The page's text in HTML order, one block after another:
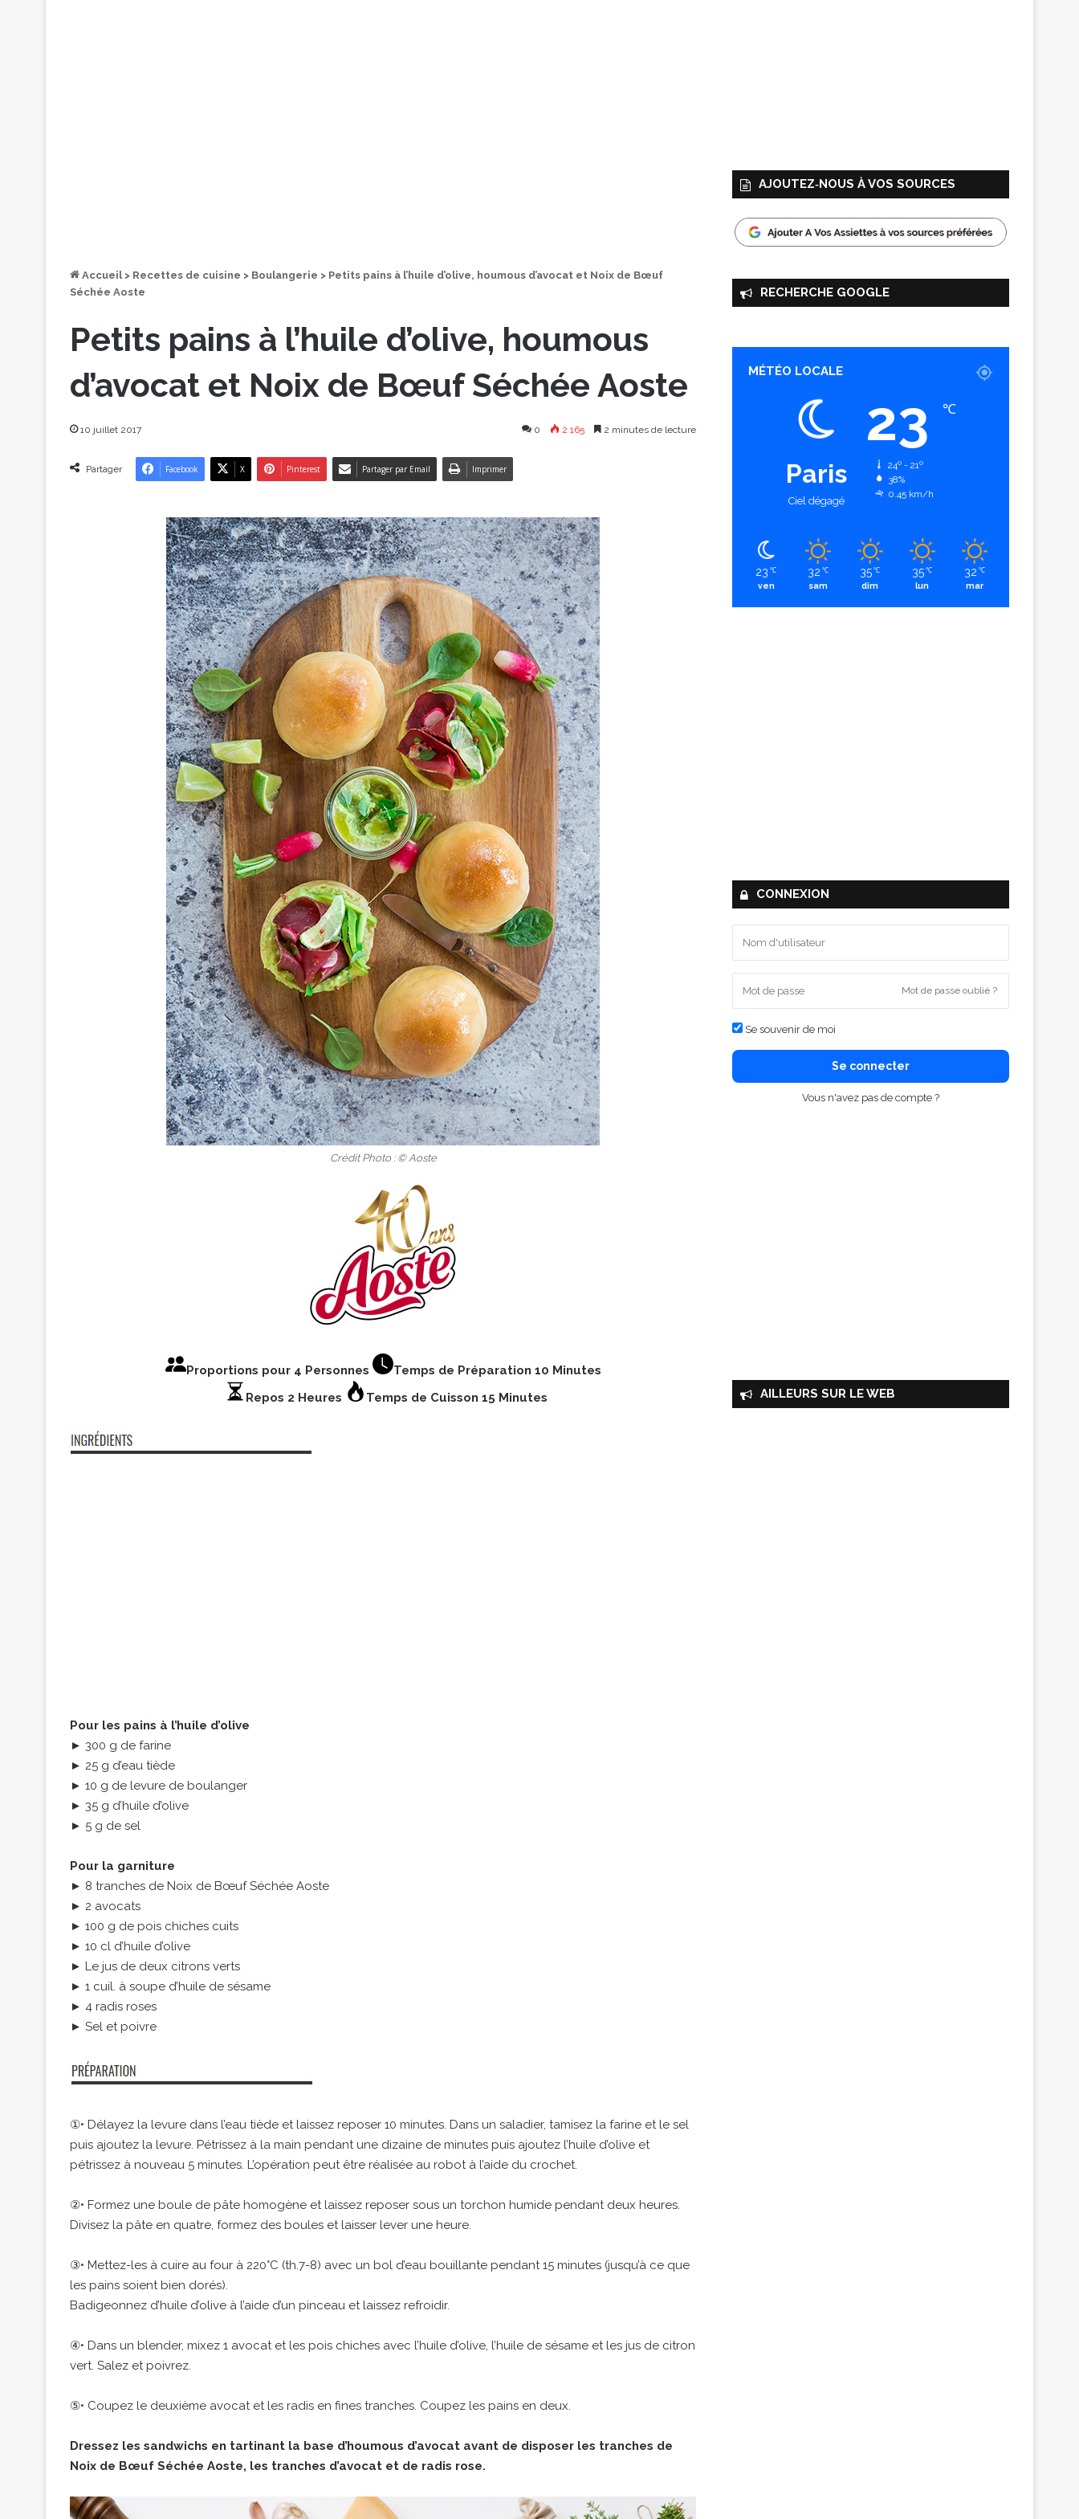
Accueil > Recettes de cuisine > Boulangerie > Petits pains à l’huile d’olive, houmous d’avocat et Noix de Bœuf
Séchée Aoste
Petits pains à l’huile d’olive, houmous
d’avocat et Noix de Bœuf Séchée Aoste
10 juillet 2017 0 2 165 2 minutes de lecture
Partager Facebook X Pinterest Partager par Email Imprimer
Crédit Photo : © Aoste
Proportions pour 4 Personnes
Temps de Préparation 10 Minutes
Repos 2 Heures
Temps de Cuisson 15 Minutes
Pour les pains à l’huile d’olive
► 300 g de farine
► 25 g d’eau tiède
► 10 g de levure de boulanger
► 35 g d’huile d’olive
► 5 g de sel
Pour la garniture
► 8 tranches de Noix de Bœuf Séchée Aoste
► 2 avocats
► 100 g de pois chiches cuits
► 10 cl d’huile d’olive
► Le jus de deux citrons verts
► 1 cuil. à soupe d’huile de sésame
► 4 radis roses
► Sel et poivre
①• Délayez la levure dans l’eau tiède et laissez reposer 10 minutes. Dans un saladier, tamisez la farine et le sel
puis ajoutez la levure. Pétrissez à la main pendant une dizaine de minutes puis ajoutez l’huile d’olive et
pétrissez à nouveau 5 minutes. L’opération peut être réalisée au robot à l’aide du crochet.
②• Formez une boule de pâte homogène et laissez reposer sous un torchon humide pendant deux heures.
Divisez la pâte en quatre, formez des boules et laisser lever une heure.
③• Mettez-les à cuire au four à 220°C (th.7-8) avec un bol d’eau bouillante pendant 15 minutes (jusqu’à ce que
les pains soient bien dorés).
Badigeonnez d’huile d’olive à l’aide d’un pinceau et laissez refroidir.
④• Dans un blender, mixez 1 avocat et les pois chiches avec l’huile d’olive, l’huile de sésame et les jus de citron
vert. Salez et poivrez.
⑤• Coupez le deuxième avocat et les radis en fines tranches. Coupez les pains en deux.
Dressez les sandwichs en tartinant la base d’houmous d’avocat avant de disposer les tranches de
Noix de Bœuf Séchée Aoste, les tranches d’avocat et de radis rose.
AJOUTEZ‑NOUS À VOS SOURCES
RECHERCHE GOOGLE
MÉTÉO LOCALE
Paris
Ciel dégagé
23 ℃
24º - 21º
38%
0.45 km/h
23 ℃
ven
32 ℃
sam
35 ℃
dim
35 ℃
lun
32 ℃
mar
CONNEXION
Mot de passe oublié ?
Se souvenir de moi
Se connecter
Vous n'avez pas de compte ?
AILLEURS SUR LE WEB